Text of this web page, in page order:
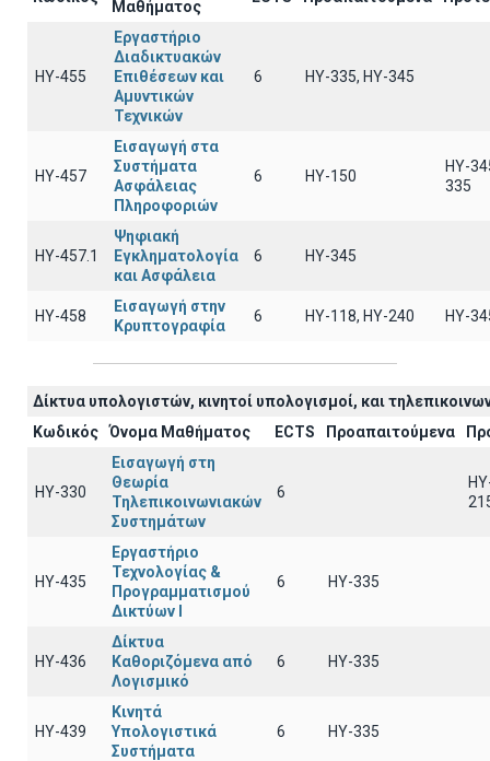
Μαθήματος
ΗΥ-455
Εργαστήριο
Διαδικτυακών
Επιθέσεων και
Αμυντικών
Τεχνικών
6 ΗΥ-335, HY-345
ΗΥ-457
Εισαγωγή στα
Συστήματα
Ασφάλειας
Πληροφοριών
6 HY-150
HY-
335
ΗΥ-457.1
Ψηφιακή
Εγκληματολογία
και Ασφάλεια
6 ΗΥ-345
ΗΥ-458
Εισαγωγή στην
Κρυπτογραφία
6 ΗΥ-118, ΗΥ-240 ΗΥ-
Δίκτυα υπολογιστών, κινητοί υπολογισμοί, και
Κωδικός
Όνομα Μαθήματος ECTS Προαπαιτούμενα
ΗΥ-330
Εισαγωγή στη
Θεωρία
Τηλεπικοινωνιακών
Συστημάτων
6
ΗΥ-435
Εργαστήριο
Τεχνολογίας &
Προγραμματισμού
Δικτύων Ι
6 HY-335
ΗΥ-436
Δίκτυα
Καθοριζόμενα από
Λογισμικό
6 HY-335
ΗΥ-439
Κινητά
Υπολογιστικά
Συστήματα
6 HY-335